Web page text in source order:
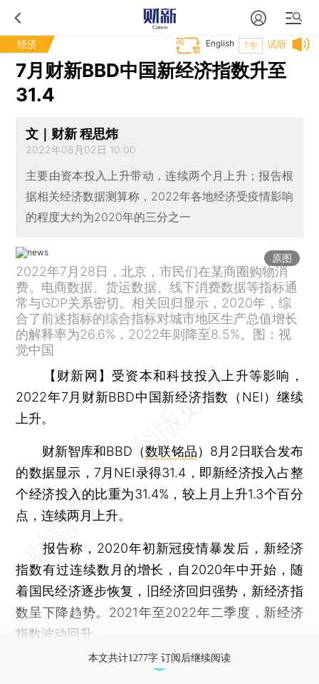
经济 试听
T中
English
7月财新BBD中国新经济指数升至
31.4
文｜财新 程思炜
2022年08月02日 10:00
主要由资本投入上升带动，连续两个月上升；报告根
据相关经济数据测算称，2022年各地经济受疫情影响
的程度大约为2020年的三分之一
原图
2022年7月28日，北京，市民们在某商圈购物消
费。电商数据、货运数据、线下消费数据等指标通
常与GDP关系密切。相关回归显示，2020年，综
合了前述指标的综合指标对城市地区生产总值增长
的解释率为26.6%，2022年则降至8.5%。图：视
觉中国
【财新网】 受资本和科技投入上升等影响，
2022年7月财新BBD中国新经济指数（NEI）继续
上升。
财新智库和BBD（数联铭品）8月2日联合发布
的数据显示，7月NEI录得31.4，即新经济投入占整
个经济投入的比重为31.4%，较上月上升1.3个百分
点，连续两月上升。
报告称，2020年初新冠疫情暴发后，新经济
指数有过连续数月的增长，自2020年中开始，随
着国民经济逐步恢复，旧经济回归强势，新经济指
数呈下降趋势。2021年至2022年二季度，新经济
指数波动回升。
本文共计1277字 订阅后继续阅读